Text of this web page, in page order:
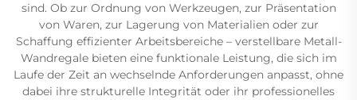
sind. Ob zur Ordnung von Werkzeugen, zur Präsentation
von Waren, zur Lagerung von Materialien oder zur
Schaffung effizienter Arbeitsbereiche – verstellbare Metall-
Wandregale bieten eine funktionale Leistung, die sich im
Laufe der Zeit an wechselnde Anforderungen anpasst, ohne
dabei ihre strukturelle Integrität oder ihr professionelles